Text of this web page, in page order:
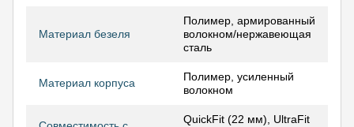
Материал безеля
Полимер, армированный
волокном/нержавеющая
сталь
Материал корпуса
Полимер, усиленный
волокном
QuickFit (22 мм), UltraFit